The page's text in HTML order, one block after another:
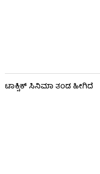
ಟಾಕ್ಸಿಕ್​​​ ಸಿನಿಮಾ ತಂಡ ಹೀಗಿದೆ